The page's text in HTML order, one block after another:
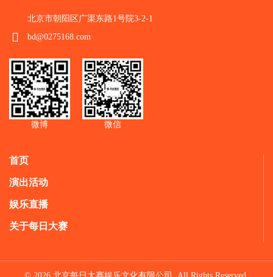
北京市朝阳区广渠东路1号院3-2-1
bd@0275168.com
微博 微信
首页
演出活动
娱乐直播
关于每日大赛